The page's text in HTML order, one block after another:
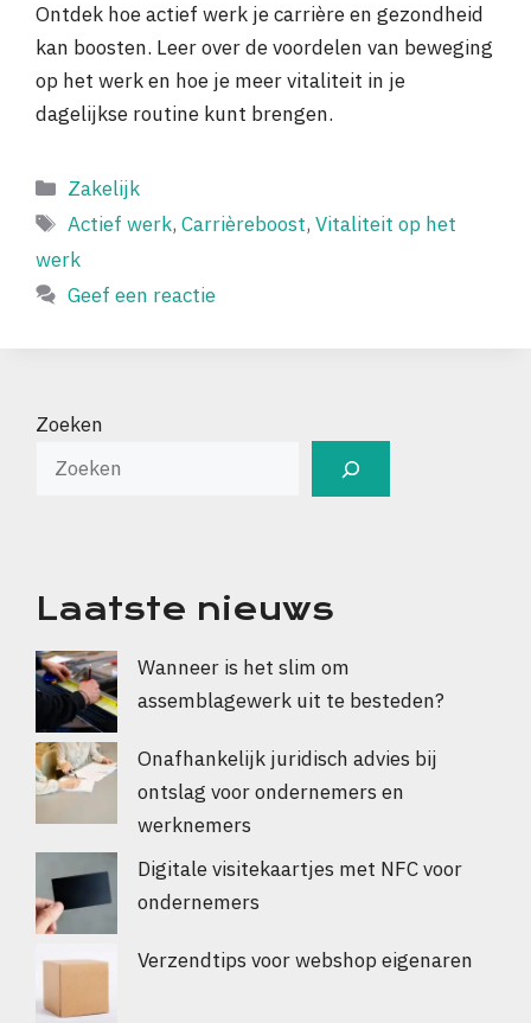
Ontdek hoe actief werk je carrière en gezondheid
kan boosten. Leer over de voordelen van beweging
op het werk en hoe je meer vitaliteit in je
dagelijkse routine kunt brengen.
Categorieën
Zakelijk
Tags
Actief werk,Carrièreboost,Vitaliteit op het
werk
Geef een reactie
Zoeken
Laatste nieuws
Wanneer is het slim om
assemblagewerk uit te besteden?
Onafhankelijk juridisch advies bij
ontslag voor ondernemers en
werknemers
Digitale visitekaartjes met NFC voor
ondernemers
Verzendtips voor webshop eigenaren